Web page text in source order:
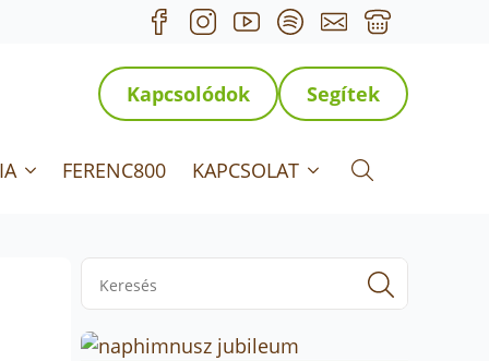
Kapcsolódok Segítek
FERENC800
KAPCSOLAT
Search